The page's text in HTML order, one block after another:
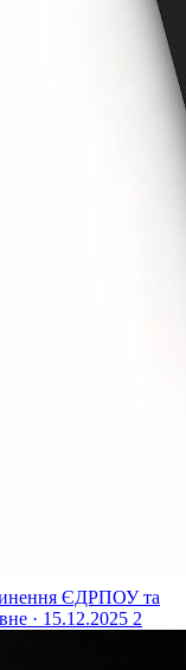
ЄДРПОУ та
· 15.12.2025 2